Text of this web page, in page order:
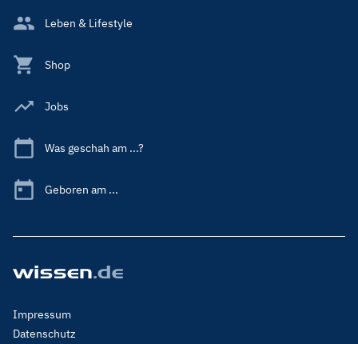
Leben & Lifestyle
Shop
Jobs
Was geschah am ...?
Geboren am ...
Footer
Menu
Impressum
Datenschutz